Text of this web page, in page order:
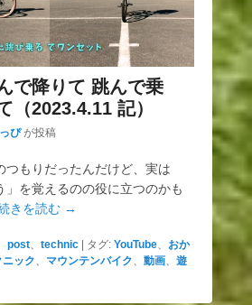
で降りて 跳んで乗
（2023.4.11 記）
ぴ が投稿
つもりだったんだけど、実は
」を覚えるのの役に立つのかも
きを読む →
post technic | タグ: YouTube
おか
ニック マウンテンバイク 動画
遊